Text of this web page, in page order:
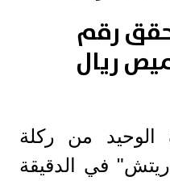
رقم
ريال
الوحيد من ركلة
في الدقيقة